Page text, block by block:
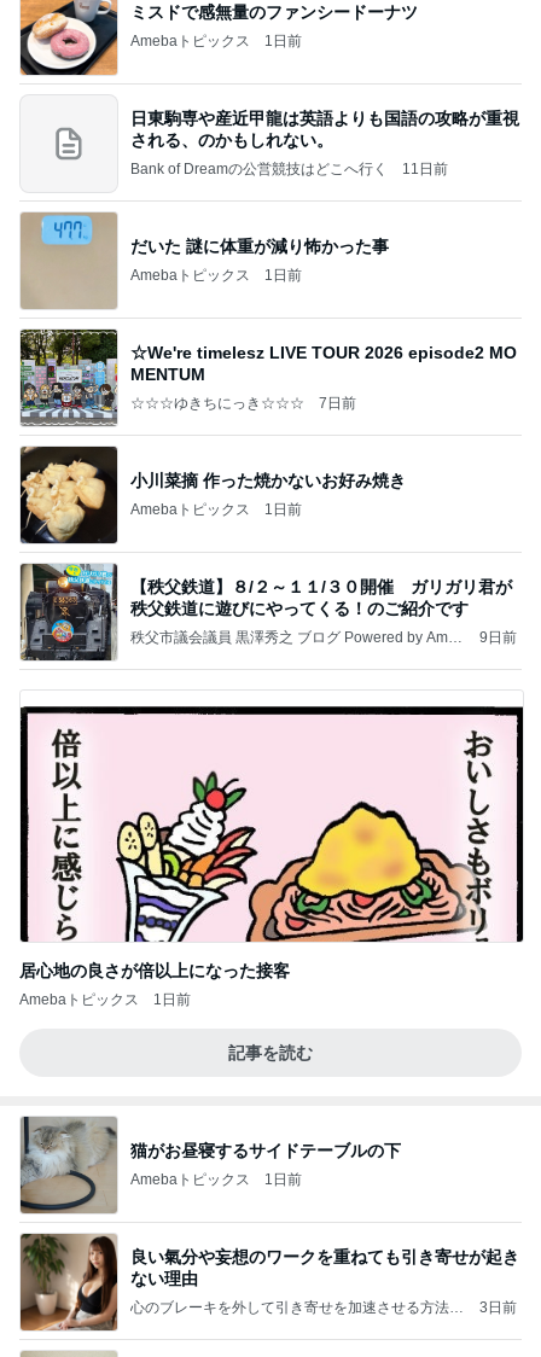
ミスドで感無量のファンシードーナツ
Amebaトピックス 1日前
日東駒専や産近甲龍は英語よりも国語の攻略が重視
される、のかもしれない。
Bank of Dreamの公営競技はどこへ行く 11日前
だいた 謎に体重が減り怖かった事
Amebaトピックス 1日前
☆We're timelesz LIVE TOUR 2026 episode2 MO
MENTUM
☆☆☆ゆきちにっき☆☆☆ 7日前
小川菜摘 作った焼かないお好み焼き
Amebaトピックス 1日前
【秩父鉄道】８/２～１１/３０開催 ガリガリ君が
秩父鉄道に遊びにやってくる！のご紹介です
秩父市議会議員 黒澤秀之 ブログ Powered by Ameb
9日前
居心地の良さが倍以上になった接客
Amebaトピックス 1日前
記事を読む
猫がお昼寝するサイドテーブルの下
Amebaトピックス 1日前
良い氣分や妄想のワークを重ねても引き寄せが起き
ない理由
心のブレーキを外して引き寄せを加速させる方法：
3日前